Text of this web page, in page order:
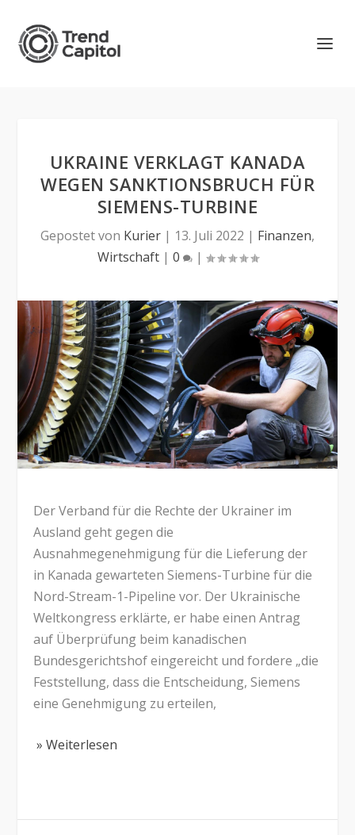
UKRAINE VERKLAGT KANADA
WEGEN SANKTIONSBRUCH FÜR
SIEMENS-TURBINE
Gepostet von Kurier | 13. Juli 2022 | Finanzen,
Wirtschaft| 0 |
Der Verband für die Rechte der Ukrainer im
Ausland geht gegen die
Ausnahmegenehmigung für die Lieferung der
in Kanada gewarteten Siemens-Turbine für die
Nord-Stream-1-Pipeline vor. Der Ukrainische
Weltkongress erklärte, er habe einen Antrag
auf Überprüfung beim kanadischen
Bundesgerichtshof eingereicht und fordere „die
Feststellung, dass die Entscheidung, Siemens
eine Genehmigung zu erteilen,
» Weiterlesen